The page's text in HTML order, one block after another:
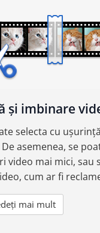
și imbinare
selecta cu
asemenea, se
video mai mici, sau
cum ar fi
mai mult